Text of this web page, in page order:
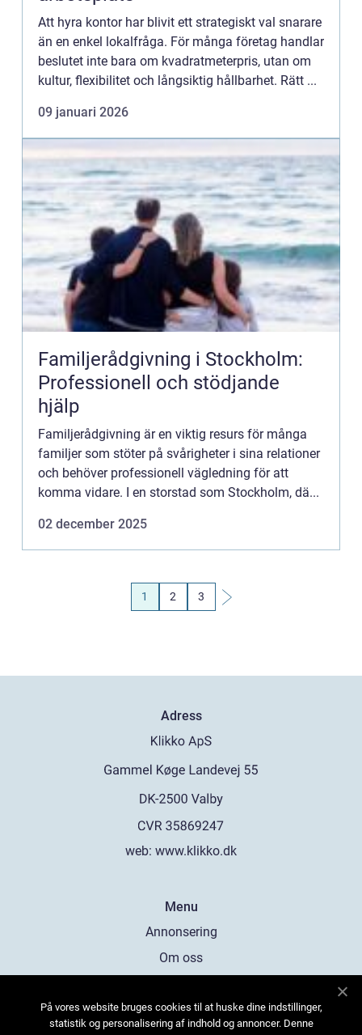
Att hyra kontor har blivit ett strategiskt val snarare
än en enkel lokalfråga. För många företag handlar
beslutet inte bara om kvadratmeterpris, utan om
kultur, flexibilitet och långsiktig hållbarhet. Rätt ...
09 januari 2026
Familjerådgivning i Stockholm:
Professionell och stödjande
hjälp
Familjerådgivning är en viktig resurs för många
familjer som stöter på svårigheter i sina relationer
och behöver professionell vägledning för att
komma vidare. I en storstad som Stockholm, dä...
02 december 2025
1 2 3
Adress
web: www.klikko.dk
Menu
Annonsering
Om oss
Kontakta oss
På vores website bruges cookies til at huske dine indstillinger,
statistik og personalisering af indhold og annoncer. Denne